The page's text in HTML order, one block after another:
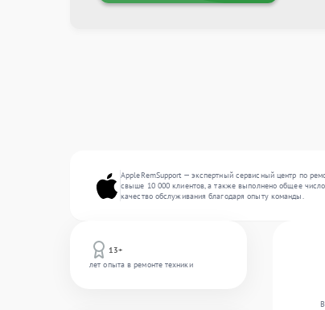
AppleRemSupport — экспертный сервисный центр по
свыше 10 000 клиентов, а также выполнено общее
качество обслуживания благодаря опыту команды.
13+
лет опыта в ремонте техники